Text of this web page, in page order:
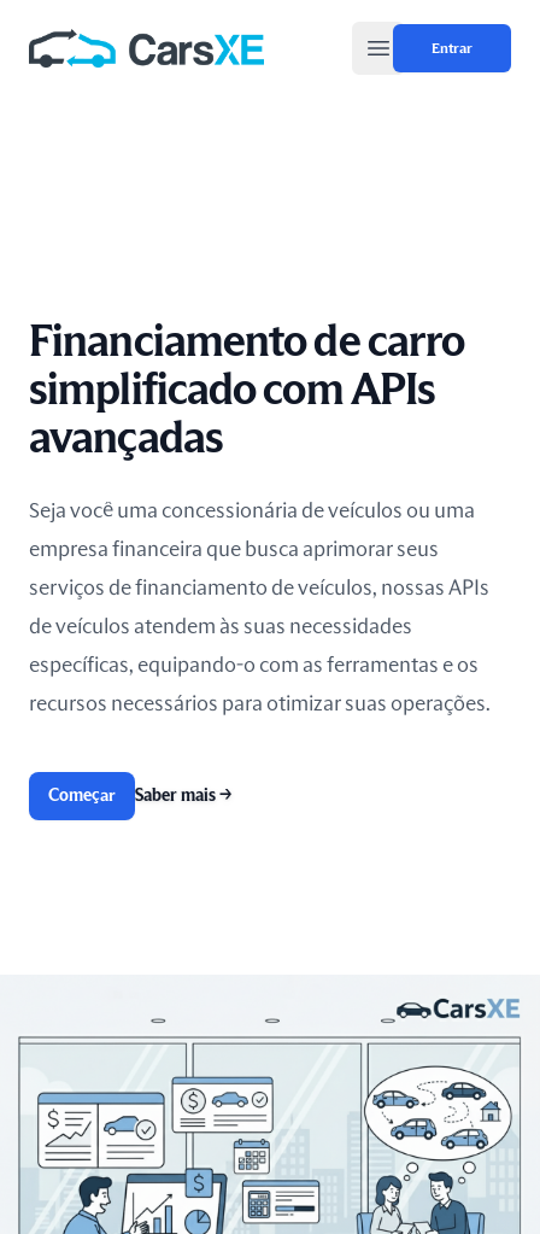
Open main menu
Entrar
Financiamento de carro
simplificado com APIs
avançadas
Seja você uma concessionária de veículos ou uma
empresa financeira que busca aprimorar seus
serviços de financiamento de veículos, nossas APIs
de veículos atendem às suas necessidades
específicas, equipando-o com as ferramentas e os
recursos necessários para otimizar suas operações.
Começar Saber mais →